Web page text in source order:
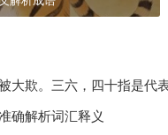
大欺。三六，四十指是代
确解析词汇释义